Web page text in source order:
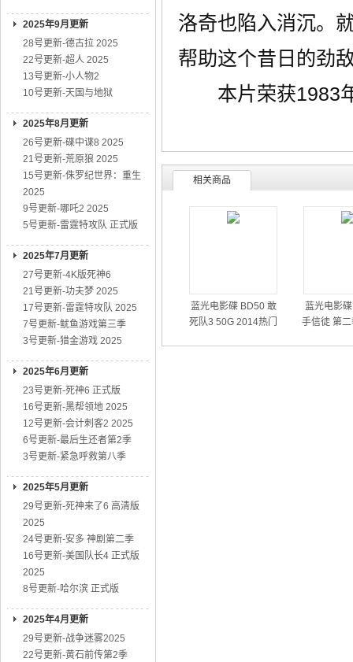
2025年9月更新
28号更新-德古拉 2025
22号更新-超人 2025
13号更新-小人物2
10号更新-天国与地狱
2025年8月更新
26号更新-碟中谍8 2025
21号更新-荒原狼 2025
15号更新-侏罗纪世界：重生
2025
9号更新-哪吒2 2025
5号更新-雷霆特攻队 正式版
2025年7月更新
27号更新-4K版死神6
21号更新-功夫梦 2025
17号更新-雷霆特攻队 2025
7号更新-鱿鱼游戏第三季
3号更新-猎金游戏 2025
2025年6月更新
23号更新-死神6 正式版
16号更新-黑帮领地 2025
12号更新-会计刺客2 2025
6号更新-最后生还者第2季
3号更新-紧急呼救第八季
2025年5月更新
29号更新-死神来了6 高清版
2025
24号更新-安多 神剧第二季
16号更新-美国队长4 正式版
2025
8号更新-哈尔滨 正式版
2025年4月更新
29号更新-战争迷雾2025
22号更新-黄石前传第2季
洛奇也陷入消沉。
帮助这个昔日的劲
本片荣获1983年
相关商品
蓝光电影碟 BD50 敢
死队3 50G 2014热门
蓝光电影
手信徒 第